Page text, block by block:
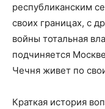
республиканским
своих границах, с
войны тотальная
подчиняется
Чечня живет по
Краткая история